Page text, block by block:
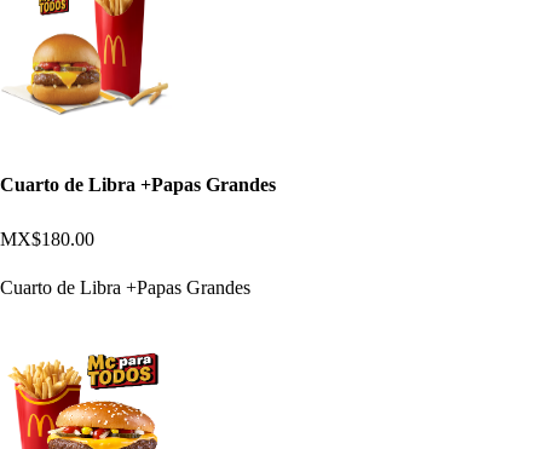
Cuarto de Libra +Papas Grandes
MX$180.00
Cuarto de Libra +Papas Grandes